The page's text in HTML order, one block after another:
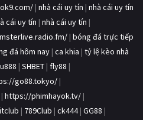
| nhà cái uy tín | nhà cái uy tín
cái uy tín | nhà cái uy tín |
| bóng đá trực tiếp
đá hôm nay | ca khia | tỷ lệ kèo nhà
u888 | SHBET | fly88 |
go88.tokyo/ |
| https://phimhayok.tv/ |
| 789Club | ck444| GG88 |